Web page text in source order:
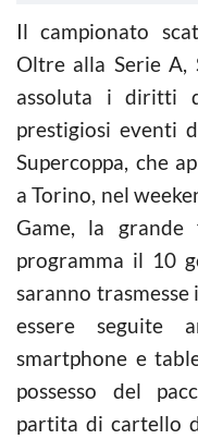
Il campionato
Oltre alla Serie A,
assoluta i diritti
prestigiosi eventi
Supercoppa, che
a Torino, nel
Game, la
programma il 10
saranno
essere seguite
smartphone e
possesso del
partita di cartello